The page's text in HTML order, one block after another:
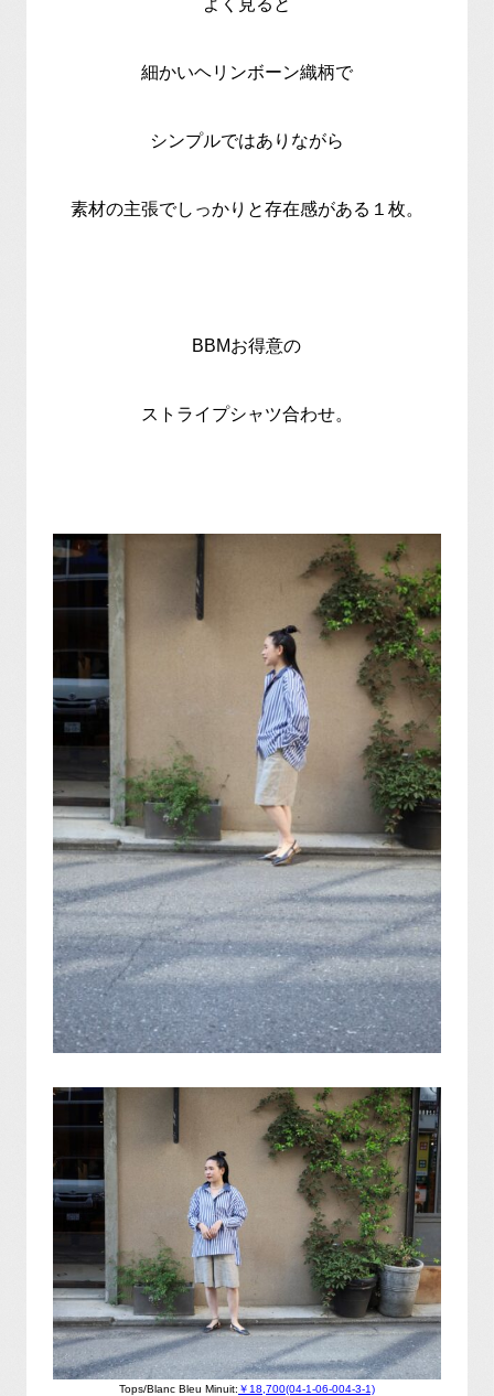
よく見ると
細かいヘリンボーン織柄で
シンプルではありながら
素材の主張でしっかりと存在感がある１枚。
BBMお得意の
ストライプシャツ合わせ。
Tops/Blanc Bleu Minuit: ￥18,700(04-1-06-004-3-1)